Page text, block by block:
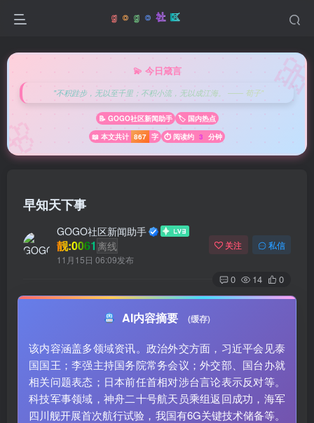
💫 今日箴言
"不积跬步，无以至千里；不积小流，无以成江海。 —— 荀子"
📝 GOGO社区新闻助手
🏷️ 国内热点
📖 本文共计 867 字 ⏱️ 阅读约 3 分钟
早知天下事
GOGO社区新闻助手
靓:0061 离线
11月15日 06:09发布
关注 私信
0 14 0
AI内容摘要 (缓存)
该内容涵盖多领域资讯。政治外交方面，习近平会见泰
国国王；李强主持国务院常务会议；外交部、国台办就
相关问题表态；日本前任首相对涉台言论表示反对等。
科技军事领域，神舟二十号航天员乘组返回成功，海军
四川舰开展首次航行试验，我国有6G关键技术储备等。